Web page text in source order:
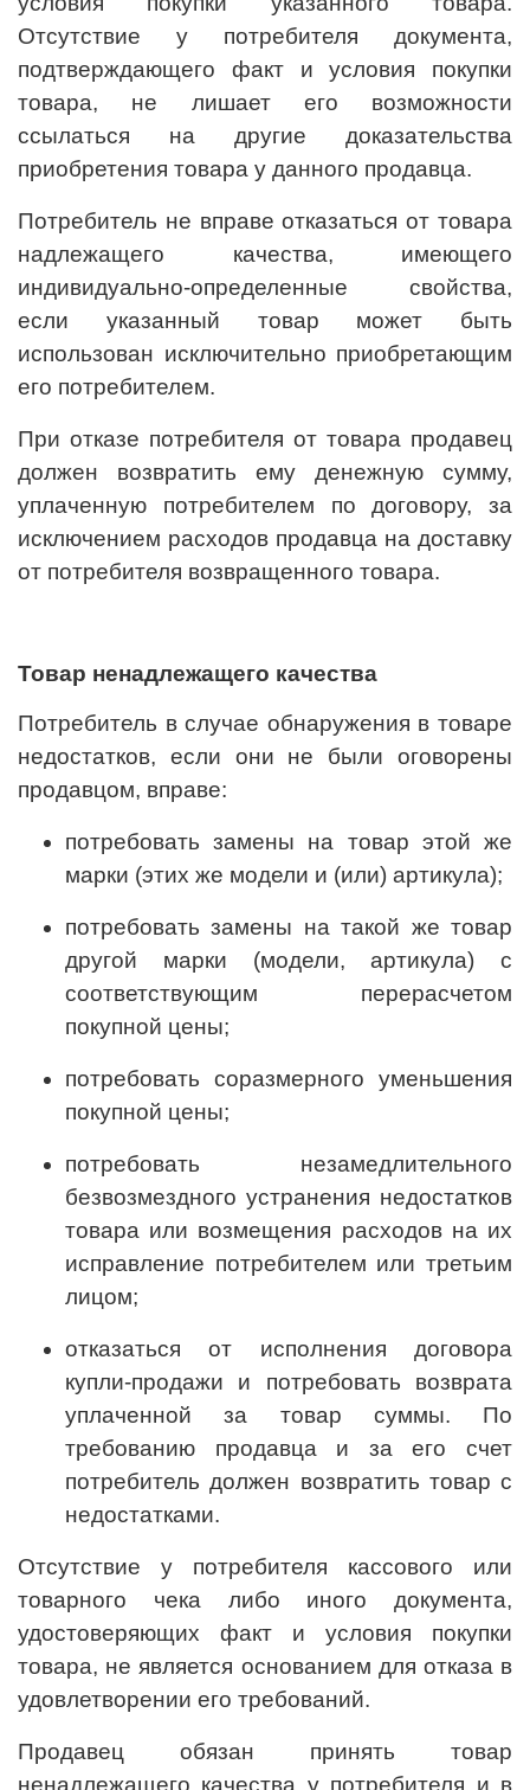
Отсутствие у потребителя документа,
подтверждающего факт и условия покупки
товара, не лишает его возможности
ссылаться на другие доказательства
приобретения товара у данного продавца.
Потребитель не вправе отказаться от товара
надлежащего качества, имеющего
индивидуально-определенные свойства,
если указанный товар может быть
использован исключительно приобретающим
его потребителем.
При отказе потребителя от товара продавец
должен возвратить ему денежную сумму,
уплаченную потребителем по договору, за
исключением расходов продавца на доставку
от потребителя возвращенного товара.
Товар ненадлежащего качества
Потребитель в случае обнаружения в товаре
недостатков, если они не были оговорены
продавцом, вправе:
потребовать замены на товар этой же
марки (этих же модели и (или) артикула);
потребовать замены на такой же товар
другой марки (модели, артикула) с
соответствующим перерасчетом
покупной цены;
потребовать соразмерного уменьшения
покупной цены;
потребовать незамедлительного
безвозмездного устранения недостатков
товара или возмещения расходов на их
исправление потребителем или третьим
лицом;
отказаться от исполнения договора
купли-продажи и потребовать возврата
уплаченной за товар суммы. По
требованию продавца и за его счет
потребитель должен возвратить товар с
недостатками.
Отсутствие у потребителя кассового или
товарного чека либо иного документа,
удостоверяющих факт и условия покупки
товара, не является основанием для отказа в
удовлетворении его требований.
Продавец обязан принять товар
ненадлежащего качества у потребителя и в